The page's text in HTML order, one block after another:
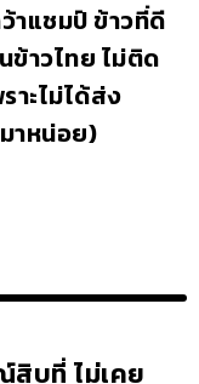
าแชมป์ ข้าวที่ดี
ข้าวไทย ไม่ติด
าะไม่ได้ส่ง
าหน่อย)
บที่ ไม่เคย